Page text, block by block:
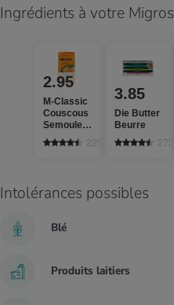
Ingrédients à votre Migros
2.95
M-Classic
Couscous
Semoule
de blé dur 229
3.85
Die Butter
Beurre
2727
Intolérances possibles
Blé
Produits laitiers